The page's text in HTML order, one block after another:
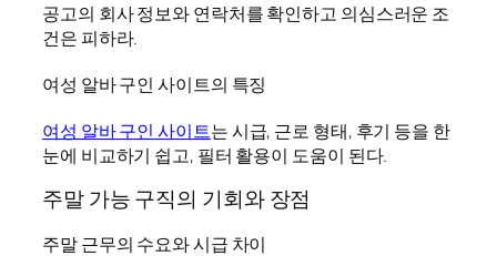
공고의 회사 정보와 연락처를 확인하고 의심스러운 조
건은 피하라.
여성 알바 구인 사이트의 특징
여성 알바 구인 사이트는 시급, 근로 형태, 후기 등을 한
눈에 비교하기 쉽고, 필터 활용이 도움이 된다.
주말 가능 구직의 기회와 장점
주말 근무의 수요와 시급 차이